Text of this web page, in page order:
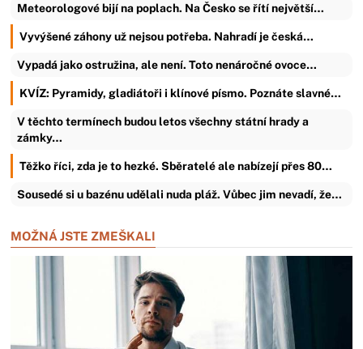
Meteorologové bijí na poplach. Na Česko se řítí největší…
Vyvýšené záhony už nejsou potřeba. Nahradí je česká…
Vypadá jako ostružina, ale není. Toto nenáročné ovoce…
KVÍZ: Pyramidy, gladiátoři i klínové písmo. Poznáte slavné…
V těchto termínech budou letos všechny státní hrady a
zámky…
Těžko říci, zda je to hezké. Sběratelé ale nabízejí přes 80…
Sousedé si u bazénu udělali nuda pláž. Vůbec jim nevadí, že…
MOŽNÁ JSTE ZMEŠKALI